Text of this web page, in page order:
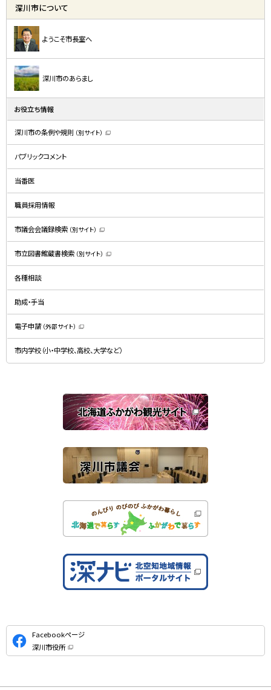
深川市について
ようこそ市長室へ
深川市のあらまし
お役立ち情報
深川市の条例や規則 （別サイト）
新
で
す
）
パブリックコメント
当番医
職員採用情報
市議会会議録検索 （別サイト）
新
規
ウ
で
す
市立図書館蔵書検索 （別サイト）
新
で
す
）
各種相談
助成・手当
電子申請 （外部サイト）
新
規
ウ
ン
開
き
ま
す
）
市内学校（小・中学校、高校、大学など）
公
式
S
Facebookページ
深川市役所
（
ン